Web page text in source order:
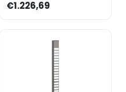
cm (3x 25 vakken)
€1.226,69